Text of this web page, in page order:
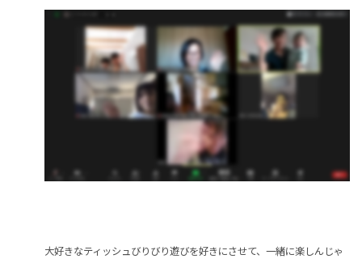
大好きなティッシュびりびり遊びを好きにさせて、一緒に楽しんじゃ